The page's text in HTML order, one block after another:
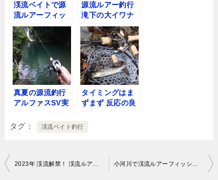
渓流ベイトで源
流ルアーフィッ
シング
源流ルアー釣行
滝下の大イワナ
真夏の源流釣行
アルファスSV実
タイミングはま
ずまず 反応の良
渓流トラウト
タグ 渓流ベイト釣行
投
2023年 渓流解禁！ 渓流ルアーフィッシングスタート 小河川で渓流ルアーフィッシング 悲劇が・・・